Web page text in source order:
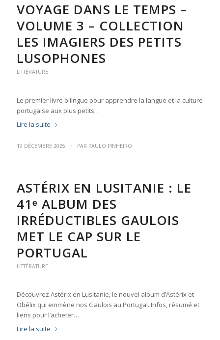
VOYAGE DANS LE TEMPS –
VOLUME 3 – COLLECTION
LES IMAGIERS DES PETITS
LUSOPHONES
LITTÉRATURE
Le premier livre bilingue pour apprendre la langue et la culture
portugaise aux plus petits…
Lire la suite
19 DÉCEMBRE 2025 / PAR PAULO PINHEIRO
ASTÉRIX EN LUSITANIE : LE
41ᵉ ALBUM DES
IRRÉDUCTIBLES GAULOIS
MET LE CAP SUR LE
PORTUGAL
LITTÉRATURE
Découvrez Astérix en Lusitanie, le nouvel album d’Astérix et
Obélix qui emmène nos Gaulois au Portugal. Infos, résumé et
liens pour l’acheter…
Lire la suite